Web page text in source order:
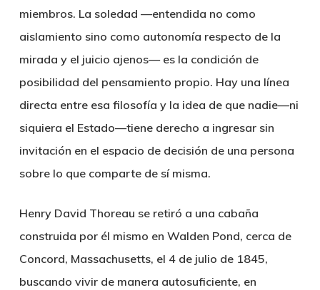
miembros. La soledad —entendida no como
aislamiento sino como autonomía respecto de la
mirada y el juicio ajenos— es la condición de
posibilidad del pensamiento propio. Hay una línea
directa entre esa filosofía y la idea de que nadie—ni
siquiera el Estado—tiene derecho a ingresar sin
invitación en el espacio de decisión de una persona
sobre lo que comparte de sí misma.
Henry David Thoreau se retiró a una cabaña
construida por él mismo en Walden Pond, cerca de
Concord, Massachusetts, el 4 de julio de 1845,
buscando vivir de manera autosuficiente, en